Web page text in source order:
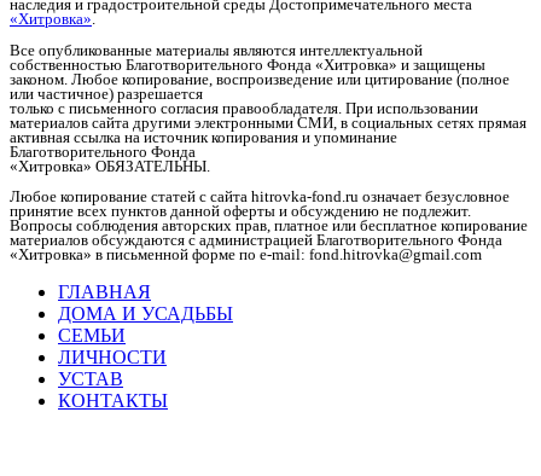
наследия и градостроительной среды Достопримечательного места
«Хитровка».
Все опубликованные материалы являются интеллектуальной
собственностью Благотворительного Фонда «Хитровка» и защищены
законом. Любое копирование, воспроизведение или цитирование (полное
или частичное) разрешается
только с письменного согласия правообладателя. При использовании
материалов сайта другими электронными СМИ, в социальных сетях прямая
активная ссылка на источник копирования и упоминание
Благотворительного Фонда
«Хитровка» ОБЯЗАТЕЛЬНЫ.
Любое копирование статей c сайта hitrovka-fond.ru означает безусловное
принятие всех пунктов данной оферты и обсуждению не подлежит.
Вопросы соблюдения авторских прав, платное или бесплатное копирование
материалов обсуждаются с администрацией Благотворительного Фонда
«Хитровка» в письменной форме по e-mail: fond.hitrovka@gmail.com
ГЛАВНАЯ
ДОМА И УСАДЬБЫ
СЕМЬИ
ЛИЧНОСТИ
УСТАВ
КОНТАКТЫ